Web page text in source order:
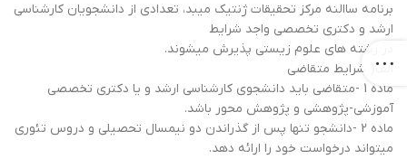
برنامه ساالنه مرکز تحقیقات ژنتیک میبد، تعدادی از دانشجویان کارشناسی
ارشد و دکتری تخصصی واجد شرایط
در رشته های علوم زیستی پذیرش میشوند.
الف( شرایط متقاضی
ماده 1 -متقاضی باید دانشجوی کارشناسی ارشد و یا دکتری تخصصی
آموزشی-پژوهشی و پژوهش محور باشد.
ماده 2 -دانشجو تنها پس از گذراندن دو نیمسال تحصیلی و دروس تئوری
میتواند درخواست خود را ارائه دهد.